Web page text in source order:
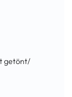
getönt/